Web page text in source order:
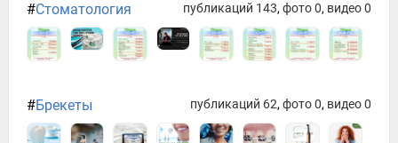
#Стоматология публикаций 143,фото 0, видео 0
#Брекеты публикаций 62, фото 0, видео 0